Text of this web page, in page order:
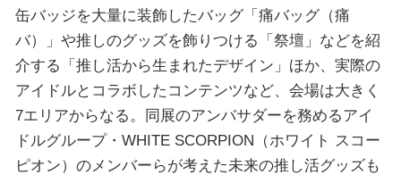
缶バッジを大量に装飾したバッグ「痛バッグ（痛
バ）」や推しのグッズを飾りつける「祭壇」などを紹
介する「推し活から生まれたデザイン」ほか、実際の
アイドルとコラボしたコンテンツなど、会場は大きく
7エリアからなる。同展のアンバサダーを務めるアイ
ドルグループ・WHITE SCORPION（ホワイト スコー
ピオン）のメンバーらが考えた未来の推し活グッズも